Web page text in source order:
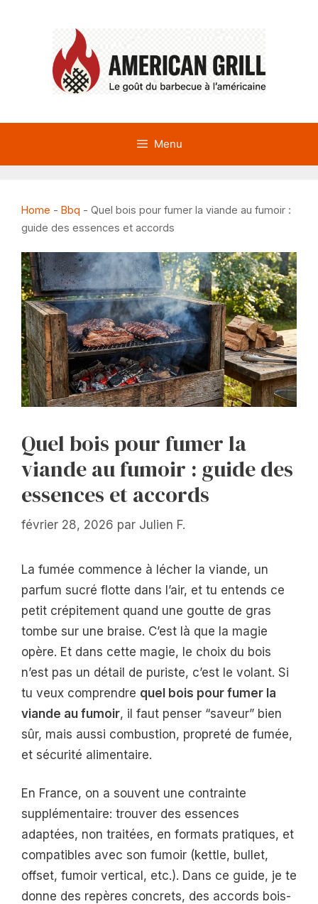
Menu
Home - Bbq - Quel bois pour fumer la viande au fumoir :
guide des essences et accords
Quel bois pour fumer la
viande au fumoir : guide des
essences et accords
février 28, 2026 par Julien F.
La fumée commence à lécher la viande, un
parfum sucré flotte dans l’air, et tu entends ce
petit crépitement quand une goutte de gras
tombe sur une braise. C’est là que la magie
opère. Et dans cette magie, le choix du bois
n’est pas un détail de puriste, c’est le volant. Si
tu veux comprendre quel bois pour fumer la
viande au fumoir, il faut penser “saveur” bien
sûr, mais aussi combustion, propreté de fumée,
et sécurité alimentaire.
En France, on a souvent une contrainte
supplémentaire: trouver des essences
adaptées, non traitées, en formats pratiques, et
compatibles avec son fumoir (kettle, bullet,
offset, fumoir vertical, etc.). Dans ce guide, je te
donne des repères concrets, des accords bois-